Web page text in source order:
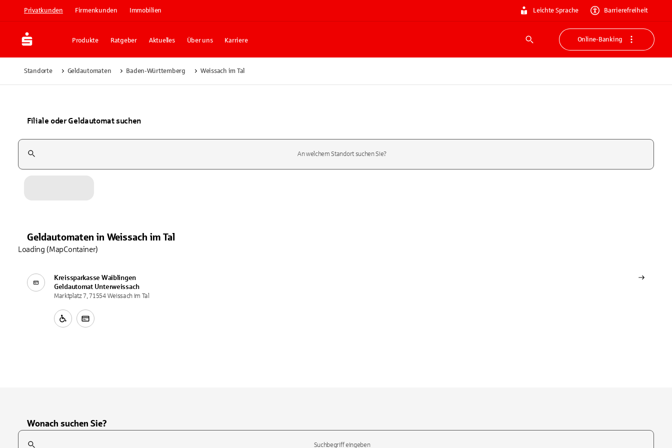
Privatkunden Firmenkunden Immobilien Leichte Sprache Barrierefreiheit
Produkte Ratgeber Aktuelles Über uns Karriere
Suche
Online-Banking
Standorte Geldautomaten Baden-Württemberg Weissach im Tal
Filiale oder Geldautomat suchen
Suchfeld
Geldautomaten in Weissach im Tal
Kreissparkasse Waiblingen
Geldautomat Unterweissach
Marktplatz 7, 71554 Weissach im Tal
Loading (MapContainer)
Wonach suchen Sie?
Suchfeld